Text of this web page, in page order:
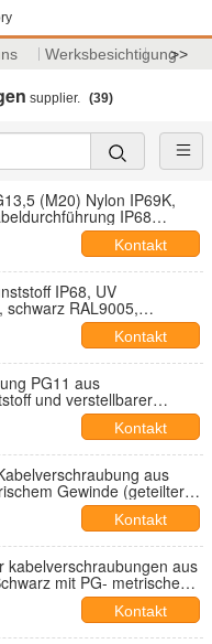
Werksbesichtigung>>
supplier. (39)
(M20) Nylon IP69K,
IP68
Kontakt
IP68, UV
schwarz RAL9005,
Kontakt
PG11 aus
und verstellbarer
Kontakt
aus
Gewinde (geteilter
Kontakt
kabelverschraubungen aus
mit PG- metrischen
Kontakt